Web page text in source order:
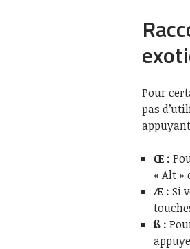
Pour
pas
Œ :
« Alt »
Æ : Si
ß :